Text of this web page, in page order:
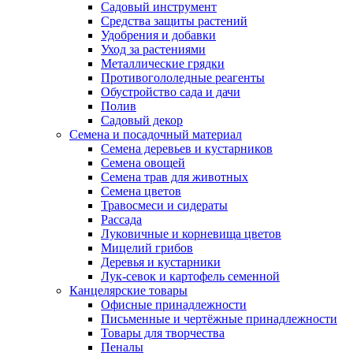
Садовый инструмент
Средства защиты растений
Удобрения и добавки
Уход за растениями
Металлические грядки
Противогололедные реагенты
Обустройство сада и дачи
Полив
Садовый декор
Семена и посадочный материал
Семена деревьев и кустарников
Семена овощей
Семена трав для животных
Семена цветов
Травосмеси и сидераты
Рассада
Луковичные и корневища цветов
Мицелий грибов
Деревья и кустарники
Лук-севок и картофель семенной
Канцелярские товары
Офисные принадлежности
Письменные и чертёжные принадлежности
Товары для творчества
Пеналы